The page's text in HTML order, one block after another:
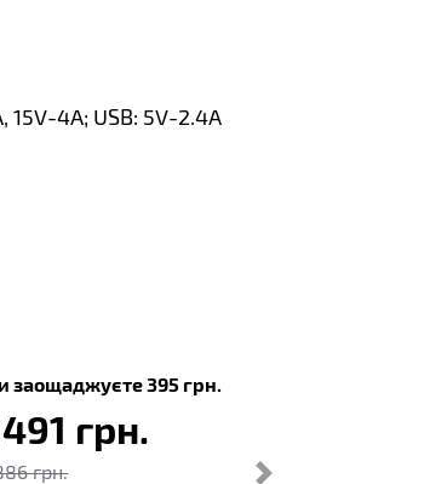
15V-4A; USB: 5V-2.4A
заощаджуєте 395 грн.
грн.
грн.